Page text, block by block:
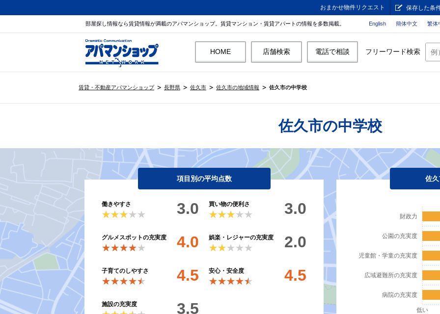
おまかせ物件リクエスト 保存した条
部屋探し情報なら賃貸情報が満載のアパマンショップ。賃貸マンション・賃貸アパートの情報を多数掲載。 English 簡体中文 繁体
HOME 店舗検索 電話で相談 フリーワード検索
賃貸・不動産アパマンショップ 長野県 佐久市 佐久市の地域情報 佐久市の中学校
佐久市の中学校
項目別の平均点数
働きやすさ
★★★★★
★★★★★ 3.0 買い物の便利さ
★★★★★
★★★★★ 3.0
グルメスポットの充実度
★★★★★
★★★★★ 4.0 娯楽・レジャーの充実度
★★★★★
★★★★★ 2.0
子育てのしやすさ
★★★★★
★★★★★ 4.5 安心・安全度
★★★★★
★★★★★ 4.5
施設の充実度 3.5
佐
病院の充実度
広域避難所の充実度
児童館・学童の充実度
公園の充実度
財政力
低い